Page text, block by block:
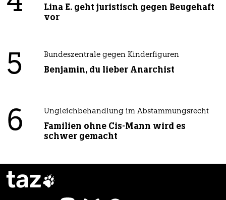
Lina E. geht juristisch gegen Beugehaft
vor
5 Bundeszentrale gegen Kinderfiguren
Benjamin, du lieber Anarchist
6 Ungleichbehandlung im Abstammungsrecht
Familien ohne Cis-Mann wird es
schwer gemacht
taz